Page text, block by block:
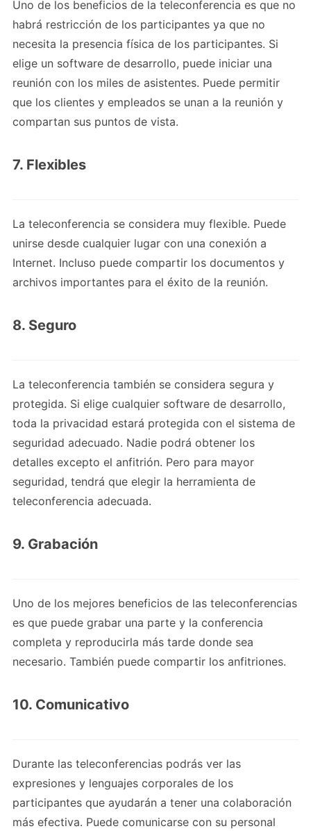
Uno de los beneficios de la teleconferencia es que no
habrá restricción de los participantes ya que no
necesita la presencia física de los participantes. Si
elige un software de desarrollo, puede iniciar una
reunión con los miles de asistentes. Puede permitir
que los clientes y empleados se unan a la reunión y
compartan sus puntos de vista.
7. Flexibles
La teleconferencia se considera muy flexible. Puede
unirse desde cualquier lugar con una conexión a
Internet. Incluso puede compartir los documentos y
archivos importantes para el éxito de la reunión.
8. Seguro
La teleconferencia también se considera segura y
protegida. Si elige cualquier software de desarrollo,
toda la privacidad estará protegida con el sistema de
seguridad adecuado. Nadie podrá obtener los
detalles excepto el anfitrión. Pero para mayor
seguridad, tendrá que elegir la herramienta de
teleconferencia adecuada.
9. Grabación
Uno de los mejores beneficios de las teleconferencias
es que puede grabar una parte y la conferencia
completa y reproducirla más tarde donde sea
necesario. También puede compartir los anfitriones.
10. Comunicativo
Durante las teleconferencias podrás ver las
expresiones y lenguajes corporales de los
participantes que ayudarán a tener una colaboración
más efectiva. Puede comunicarse con su personal